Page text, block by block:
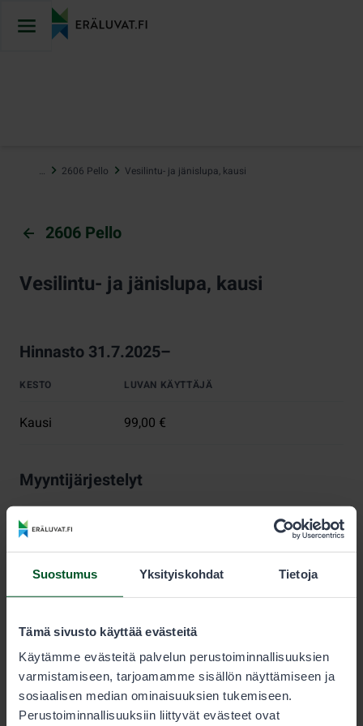
Suostumus Yksityiskohdat Tietoja
Tämä sivusto käyttää evästeitä
Käytämme evästeitä palvelun perustoiminnallisuuksien
varmistamiseen, tarjoamamme sisällön näyttämiseen ja
sosiaalisen median ominaisuuksien tukemiseen.
Perustoiminnallisuuksiin liittyvät evästeet ovat
sisältöön
… 2606 Pello Vesilintu- ja jänislupa, kausi
2606 Pello
Vesilintu- ja jänislupa, kausi
Hinnasto 31.7.2025–
KESTO LUVAN KÄYTTÄJÄ
Kausi 99,00 €
Myyntijärjestelyt
Metsästyksen kestävyyden varmistamiseksi jokaiselle
lupa-alueelle on määritelty myytävien vesilintu- ja
jänislupien enimmäismäärä. Lupia myydään, kunnes
tämä määrä saavutetaan.
Metsästäjän tulee aina tarkistaa sallitut saalislajit ja
saaliskiintiöt lupaehdoista.
Nuorisoluvat
Alle 15-vuotias voi metsästää pienriistaa ilman omaa
lupaa sellaisen henkilön saaliskiintiöön, joka on